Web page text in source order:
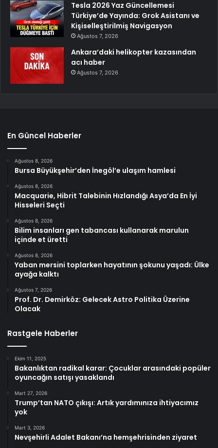
Tesla 2026 Yaz Güncellemesi
Türkiye’de Yayında: Grok Asistanı ve
Kişiselleştirilmiş Navigasyon
Ağustos 7, 2026
Ankara’daki helikopter kazasından
acı haber
Ağustos 7, 2026
En Güncel Haberler
Ağustos 8, 2026
Bursa Büyükşehir’den İnegöl’e ulaşım hamlesi
Ağustos 8, 2026
Macquarie, Hibrit Talebinin Hızlandığı Asya’da En İyi
Hisseleri Seçti
Ağustos 8, 2026
Bilim insanları gen tabancası kullanarak marulun
içinde et üretti
Ağustos 8, 2026
Yaban mersini toplarken hayatının şokunu yaşadı: Ülke
ayağa kalktı
Ağustos 7, 2026
Prof. Dr. Demirköz: Gelecek Astro Politika Üzerine
Olacak
Rastgele Haberler
Ekim 11, 2025
Bakanlıktan radikal karar: Çocuklar arasındaki popüler
oyuncağın satışı yasaklandı
Mart 27, 2026
Trump’tan NATO çıkışı: Artık yardımınıza ihtiyacımız
yok
Mart 3, 2026
Nevşehirli Adalet Bakanı’na hemşehrisinden ziyaret